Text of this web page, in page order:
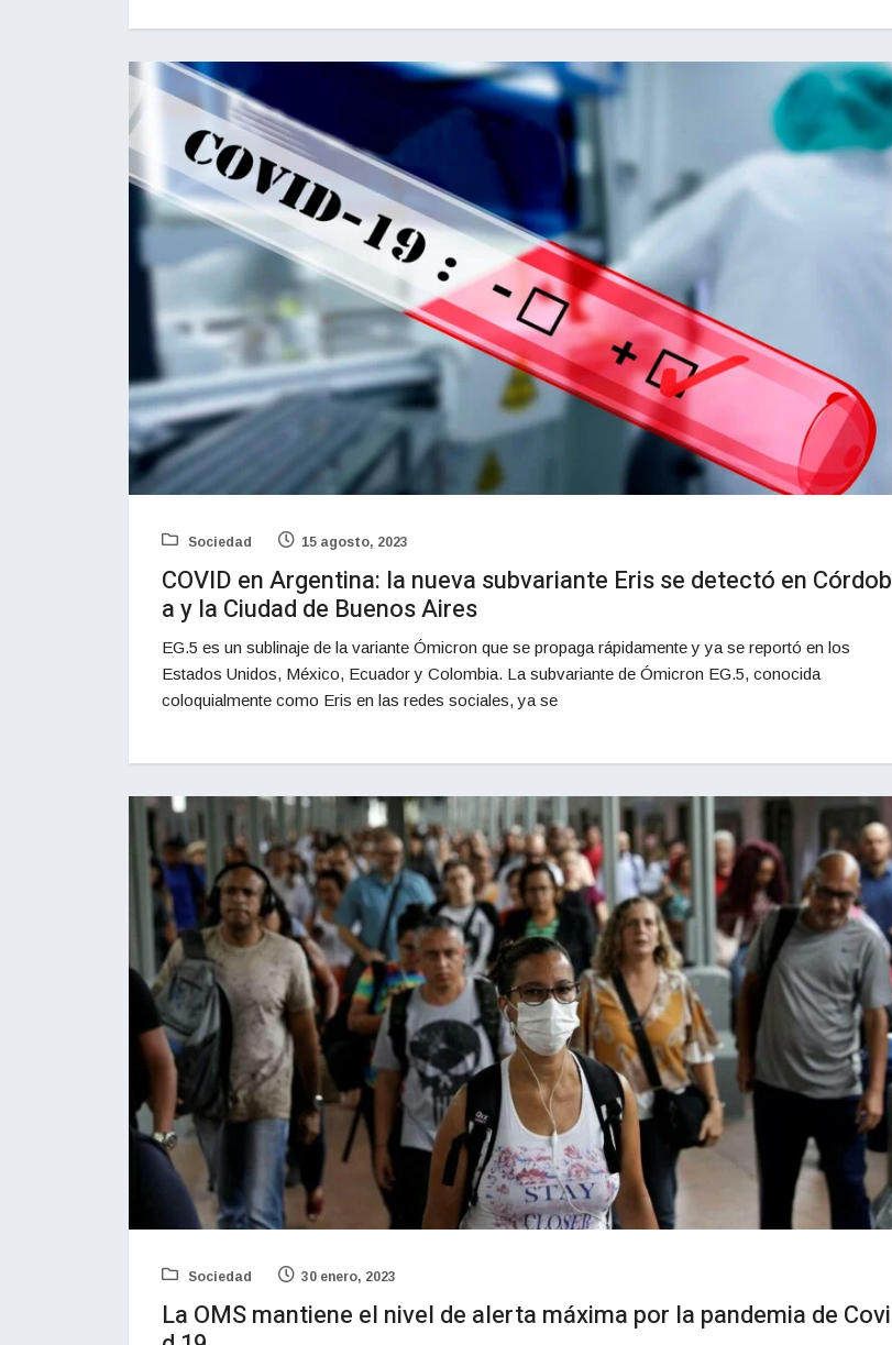
Sociedad 15 agosto, 2023
COVID en Argentina: la nueva subvariante Eris se detectó en Córdob
a y la Ciudad de Buenos Aires
EG.5 es un sublinaje de la variante Ómicron que se propaga rápidamente y ya se reportó en los
Estados Unidos, México, Ecuador y Colombia. La subvariante de Ómicron EG.5, conocida
coloquialmente como Eris en las redes sociales, ya se
Sociedad 30 enero, 2023
La OMS mantiene el nivel de alerta máxima por la pandemia de Covi